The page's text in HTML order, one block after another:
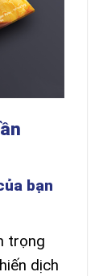
bạn
trọng
dịch